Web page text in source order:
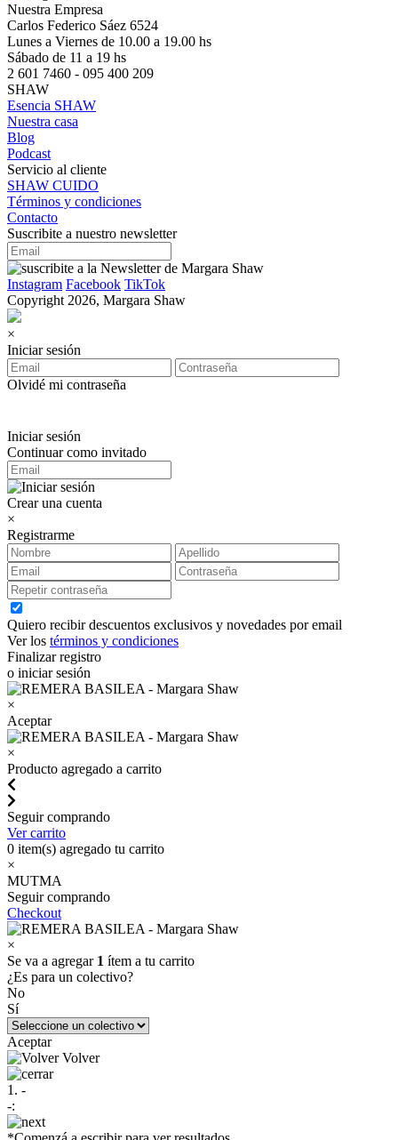
Nuestra Empresa
Carlos Federico Sáez 6524
Lunes a Viernes de 10.00 a 19.00 hs
Sábado de 11 a 19 hs
2 601 7460 - 095 400 209
SHAW
Esencia SHAW
Nuestra casa
Blog
Podcast
Servicio al cliente
SHAW CUIDO
Términos y condiciones
Contacto
Suscribite a nuestro newsletter
Instagram Facebook TikTok
Copyright 2026, Margara Shaw
×
Iniciar sesión
Olvidé mi contraseña
Iniciar sesión
Continuar como invitado
Crear una cuenta
×
Registrarme
Quiero recibir descuentos exclusivos y novedades por email
Ver los términos y condiciones
Finalizar registro
o iniciar sesión
×
Aceptar
×
Producto agregado a carrito
Seguir comprando
Ver carrito
0 item(s) agregado tu carrito
×
MUTMA
Seguir comprando
Checkout
×
Se va a agregar 1 ítem a tu carrito
¿Es para un colectivo?
No
Sí
Aceptar
Volver
1. -
-: